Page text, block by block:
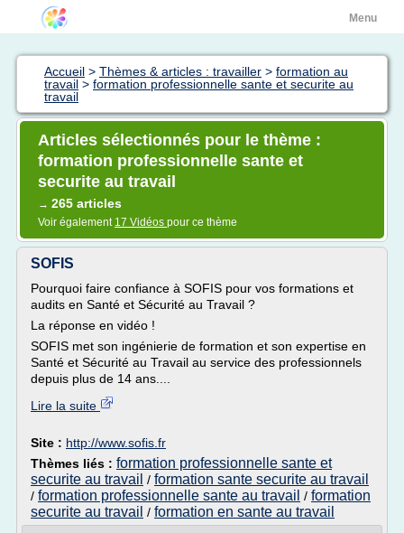
Menu
Accueil > Thèmes & articles : travailler > formation au
travail > formation professionnelle sante et securite au
travail
Articles sélectionnés pour le thème :
formation professionnelle sante et
securite au travail
→ 265 articles
Voir également 17 Vidéos pour ce thème
SOFIS
Pourquoi faire confiance à SOFIS pour vos formations et
audits en Santé et Sécurité au Travail ?
La réponse en vidéo !
SOFIS met son ingénierie de formation et son expertise en
Santé et Sécurité au Travail au service des professionnels
depuis plus de 14 ans....
Lire la suite
Site : http://www.sofis.fr
Thèmes liés : formation professionnelle sante et
securite au travail / formation sante securite au travail
/ formation professionnelle sante au travail / formation
securite au travail / formation en sante au travail